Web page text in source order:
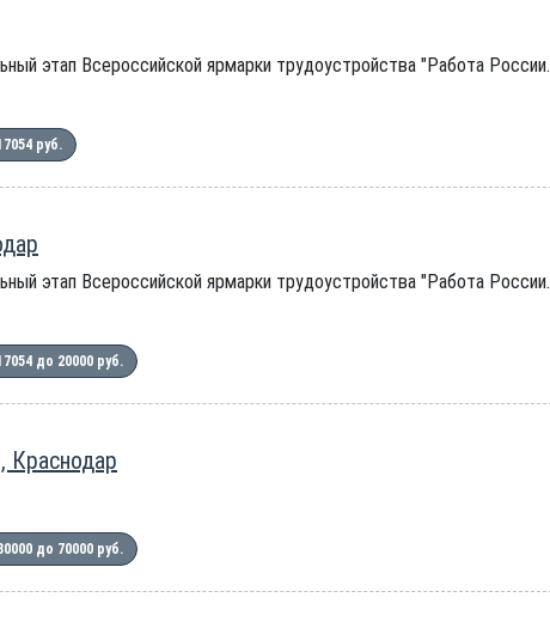
этап Всероссийской ярмарки трудоустройства "Работа России.
руб.
этап Всероссийской ярмарки трудоустройства "Работа России.
до 20000 руб.
Краснодар
до 70000 руб.